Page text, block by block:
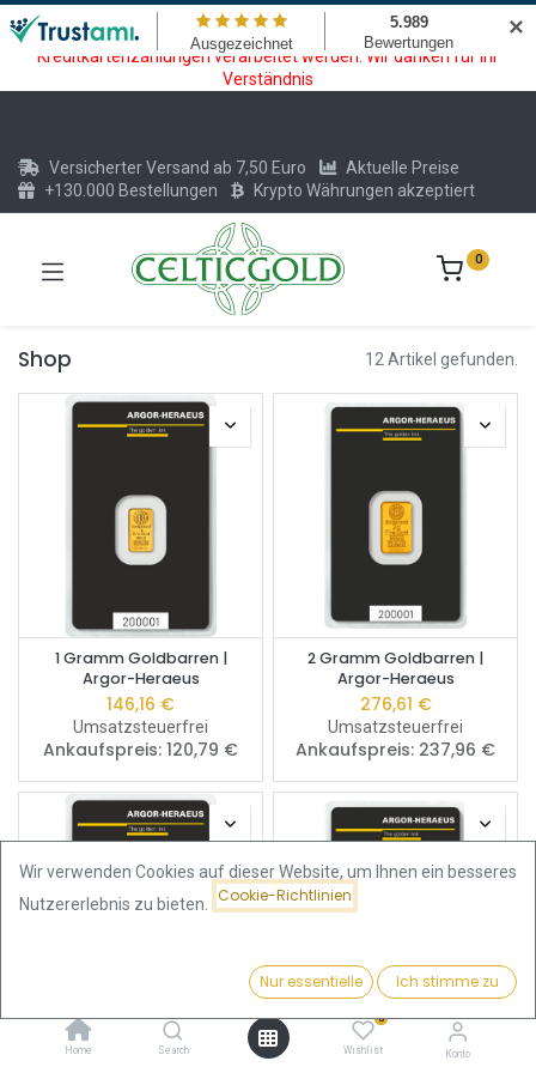
Wartungsarbeiten am Kreditkarten und Krypto Bezahlmodul. In der
Zeit vom 20.07. - 09.08.2026 können keine Krypto oder
Kreditkartenzahlungen verarbeitet werden. Wir danken für Ihr
Verständnis
Beliebteste
Home Search
0
Wishlist Konto
Versicherter Versand ab 7,50 Euro
Aktuelle Preise
+130.000 Bestellungen
Krypto Währungen akzeptiert
0
Shop 12 Artikel gefunden.
1 Gramm Goldbarren |
Argor-Heraeus
146,16 €
Umsatzsteuerfrei
Ankaufspreis: 120,79 €
2 Gramm Goldbarren |
Argor-Heraeus
276,61 €
Umsatzsteuerfrei
Ankaufspreis: 237,96 €
5 Gramm Goldbarren |
10 Gramm Goldbarren |
Wir verwenden Cookies auf dieser Website, um Ihnen ein besseres
Nutzererlebnis zu bieten.
Cookie-Richtlinien
Nur essentielle Ich stimme zu
✕